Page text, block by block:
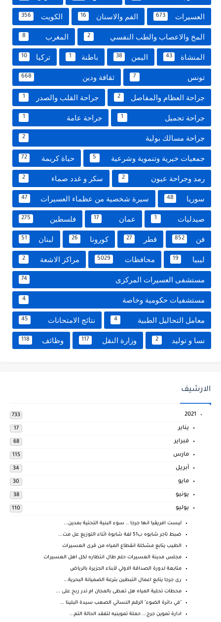
العسيرات 673 الفم والاسنان 16 الكويت 356
المخ والاعصاب والطب النفسي 2 المغرب 8
المنشاة 43 اليمن 38 باطنة 1 تركيا 10
تونس 7 ثقافة ودين 668
جراحة العظام والمفاصل 2 جراحة القلب والصدر 1
جراحة تجميل 1 جراحة عامة 1
جراحة مسالك بولية 2
جمعيات خيرية وتنموية وشرعية 5 حياة كريمة 72
رمد وجراحة عيون 2 سكر و غدد صماء 2
سوريا 48 سيرة شخصية من عظماء العسيرات 47
صيدليات 1 عمان 17 فلسطين 275
فن 852 قطر 27 كورونا 26 لبنان 51
ليبيا 19 محافظات 5029 مراكز الاشعة 2
مستشفى العسيرات المركزى 74
مستشفيات حكومية وخاصة 4
معامل التحاليل الطبية 4 نتائج الامتحانات 45
نسا و توليد 2 وزارة النقل 117 وظائف 118
الارشيف
2021
733
يناير 17
فبراير 68
مارس 115
أبريل 34
مايو 30
يونيو 38
يوليو 110
ليست افريقيا انها جرجا .. سوء البنية التحتية بمدين...
ضبط تاجر شابوه ب51 لفة شابوة اثناء التوزيع عل مت...
الطيب يتابع مشكلة انقطاع المياه من قرى العسيرات
مجلس مدينة العسيرات حلم طال انتظاره لكل اهل العسيرات
متابعة لدورة الصداقة الاولي لأبناء الجزيرة بالرياض
رى جرجا يتابع اعمال التبطين بترعة الضميانة البحرية...
محطات تحلية المياه هل تعطى بالمجان ام تدر ربح على ...
"في دائرة الضوء" الرقم النسائي الصعب سيدة البلينا ...
ادارة تموين جرج... حملة تموينيه لتفقد الحالة التم...